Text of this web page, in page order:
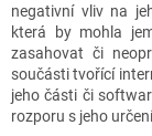
negativní vliv na
která by mohla
zasahovat či
součásti tvořící
jeho části či
rozporu s jeho